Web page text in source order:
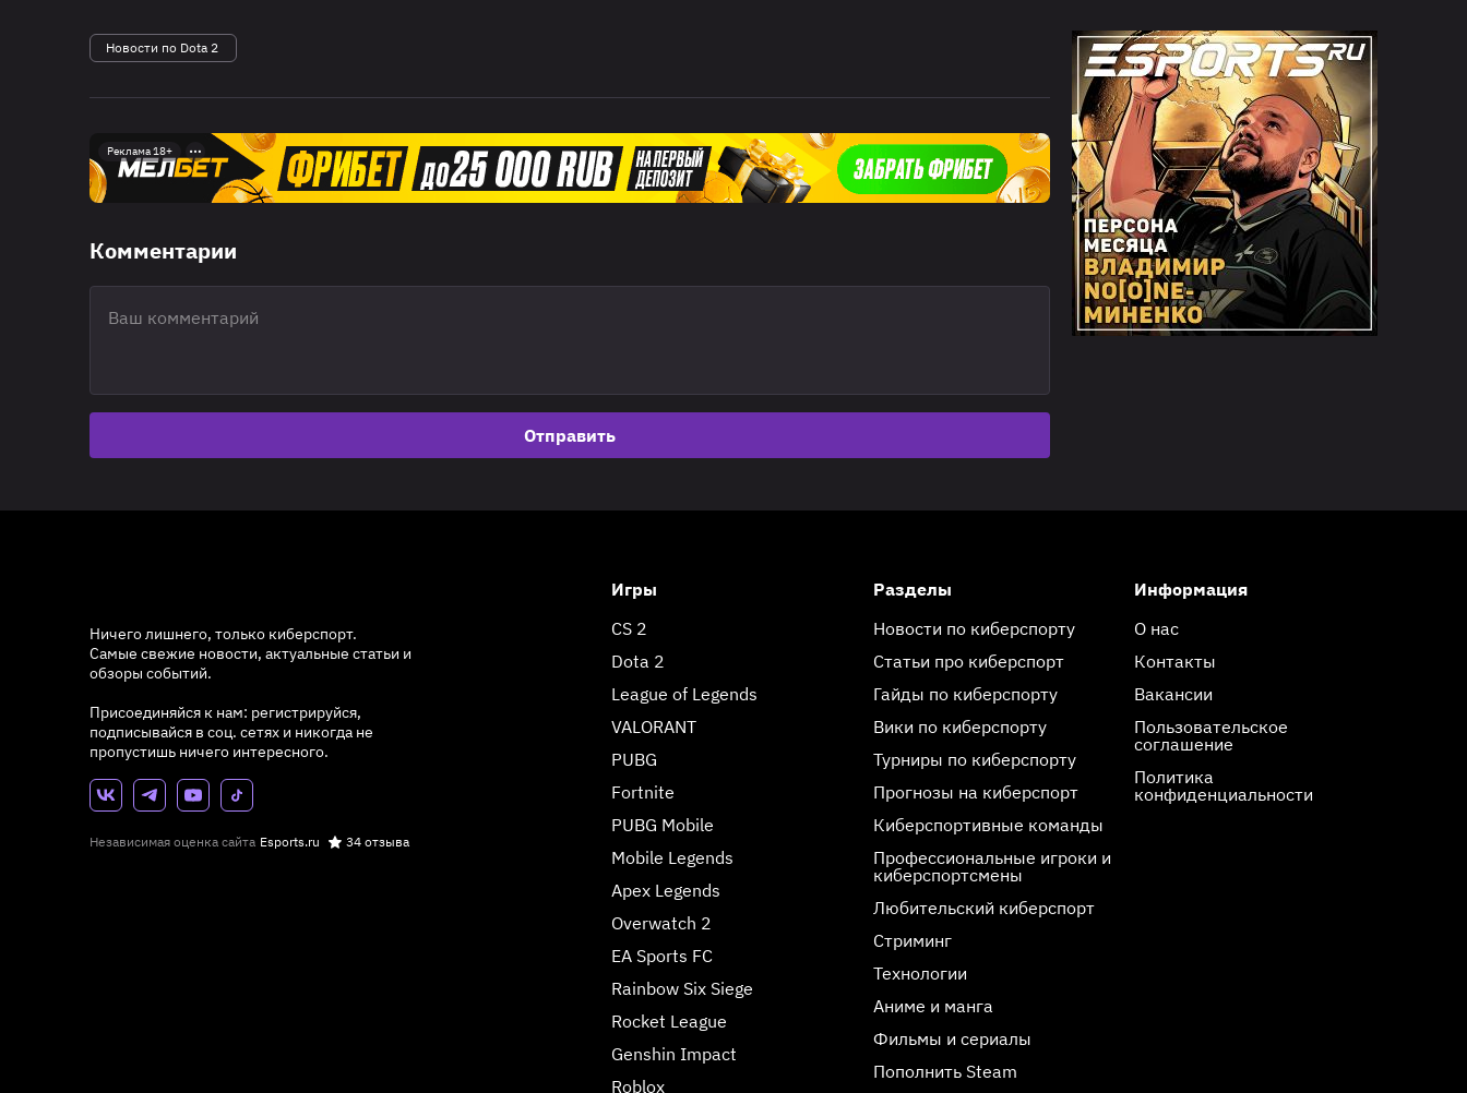
Новости по Dota 2
Реклама 18+
Комментарии
Отправить
Ничего лишнего, только киберспорт.
Самые свежие новости, актуальные статьи и
обзоры событий.
Присоединяйся к нам: регистрируйся,
подписывайся в соц. сетях и никогда не
пропустишь ничего интересного.
Независимая оценка сайта Esports.ru 34 отзыва
Игры
CS 2
Dota 2
League of Legends
VALORANT
PUBG
Fortnite
PUBG Mobile
Mobile Legends
Apex Legends
Overwatch 2
EA Sports FC
Rainbow Six Siege
Rocket League
Genshin Impact
Roblox
Разделы
Новости по киберспорту
Статьи про киберспорт
Гайды по киберспорту
Вики по киберспорту
Турниры по киберспорту
Прогнозы на киберспорт
Киберспортивные команды
Профессиональные игроки и
киберспортсмены
Любительский киберспорт
Стриминг
Технологии
Аниме и манга
Фильмы и сериалы
Пополнить Steam
Информация
О нас
Контакты
Вакансии
Пользовательское
соглашение
Политика
конфиденциальности